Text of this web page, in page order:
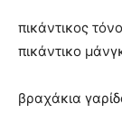
πικάντικος
πικάντικο
βραχάκια